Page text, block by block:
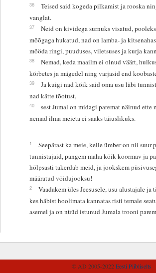
36
Teised said kogeda pilkamist ja rooska
vanglat.
37
Neid on kividega surnuks visatud,
mõõgaga hukatud, nad on lamba- ja
mööda ringi, puuduses, viletsuses ja kurja
38
Nemad, keda maailm ei olnud väärt,
kõrbetes ja mägedel ning varjasid end
39
Ja kuigi nad kõik said oma usu läbi
nad kätte tõotust,
40
sest Jumal on midagi paremat näinud ette
nemad ilma meieta ei saaks täiuslikuks.
1
Seepärast ka meie, kelle ümber on nii suur
tunnistajaid, pangem maha kõik koormav ja
hõlpsasti takerdab meid, ja jookskem
määratud võidujooksu!
2
Vaadakem üles Jeesusele, usu alustajale ja
kes häbist hoolimata kannatas risti temale
asemel ja on nüüd istunud Jumala trooni
© AD 2005-2022Eesti Piibliselts